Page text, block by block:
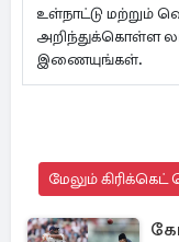
உள்நாட்டு மற்றும்
அறிந்துக்கொள்ள
இணையுங்கள்.
மேலும்